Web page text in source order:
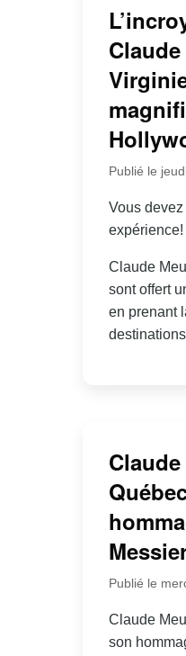
Publié le
Vous
expérience!
Claude
sont offert
en prenant
Publié le
Claude
son